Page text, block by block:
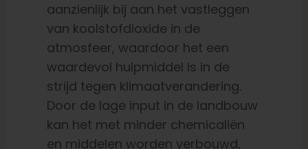
aanzienlijk bij aan het vastleggen
van koolstofdioxide in de
atmosfeer, waardoor het een
waardevol hulpmiddel is in de
strijd tegen klimaatverandering.
Door de lage input in de landbouw
kan het met minder chemicaliën
en middelen worden verbouwd,